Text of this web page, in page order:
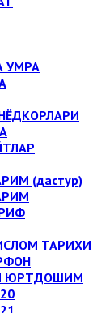
УМРА
(дастур)
ТАРИХИ
ЮРТДОШИМ